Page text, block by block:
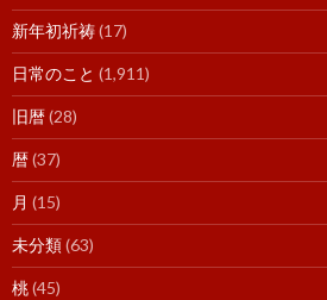
新年初祈祷(17)
日常のこと (1,911)
旧暦(28)
暦(37)
月 (15)
未分類(63)
桃(45)